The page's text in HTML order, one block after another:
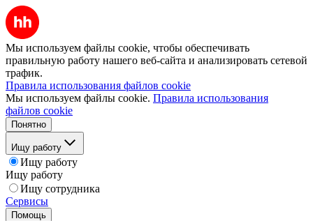
Мы используем файлы cookie, чтобы обеспечивать
правильную работу нашего веб-сайта и анализировать сетевой
трафик.
Правила использования файлов cookie
Мы используем файлы cookie. Правила использования
файлов cookie
Понятно
Ищу работу
Ищу работу
Ищу работу
Ищу сотрудника
Сервисы
Помощь